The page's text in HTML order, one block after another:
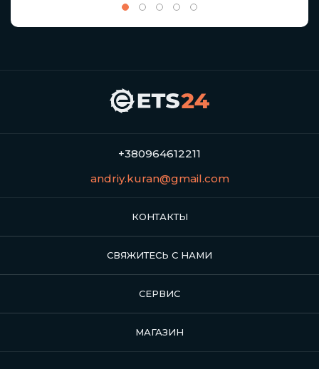
+380964612211
andriy.kuran@gmail.com
КОНТАКТЫ
СВЯЖИТЕСЬ С НАМИ
СЕРВИС
МАГАЗИН